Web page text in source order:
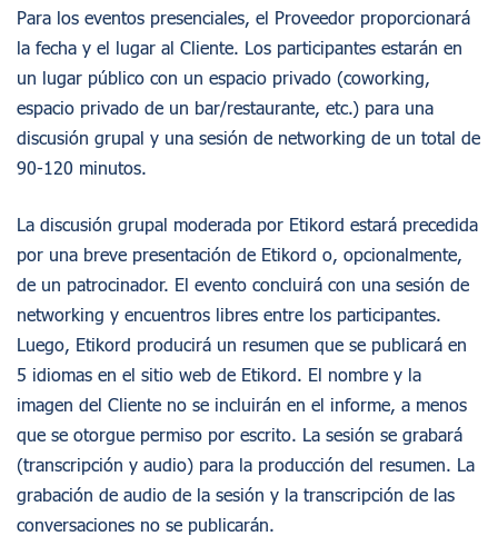
Para los eventos presenciales, el Proveedor proporcionará
la fecha y el lugar al Cliente. Los participantes estarán en
un lugar público con un espacio privado (coworking,
espacio privado de un bar/restaurante, etc.) para una
discusión grupal y una sesión de networking de un total de
90-120 minutos.
La discusión grupal moderada por Etikord estará precedida
por una breve presentación de Etikord o, opcionalmente,
de un patrocinador. El evento concluirá con una sesión de
networking y encuentros libres entre los participantes.
Luego, Etikord producirá un resumen que se publicará en
5 idiomas en el sitio web de Etikord. El nombre y la
imagen del Cliente no se incluirán en el informe, a menos
que se otorgue permiso por escrito. La sesión se grabará
(transcripción y audio) para la producción del resumen. La
grabación de audio de la sesión y la transcripción de las
conversaciones no se publicarán.